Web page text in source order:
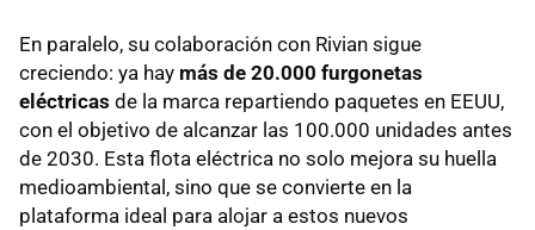
En paralelo, su colaboración con Rivian sigue
creciendo: ya hay más de 20.000 furgonetas
eléctricas de la marca repartiendo paquetes en EEUU,
con el objetivo de alcanzar las 100.000 unidades antes
de 2030. Esta flota eléctrica no solo mejora su huella
medioambiental, sino que se convierte en la
plataforma ideal para alojar a estos nuevos